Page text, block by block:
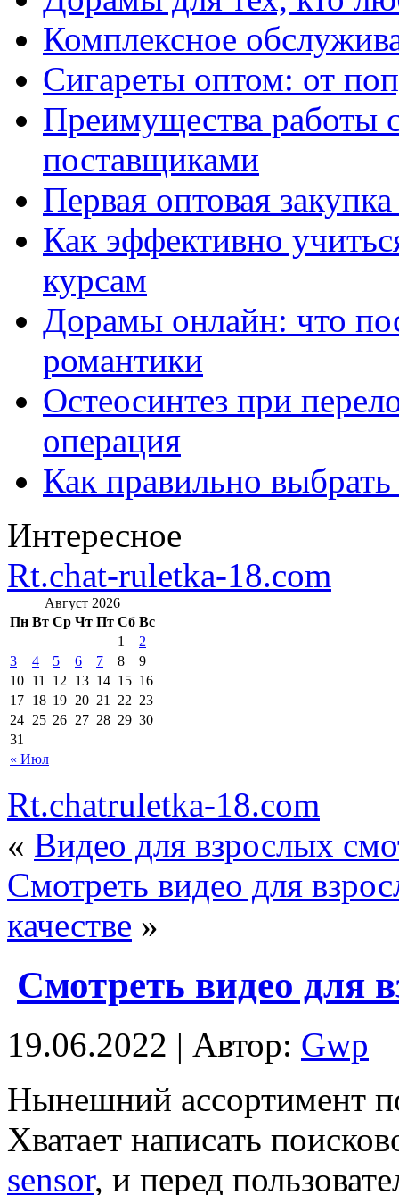
Комплексное
Сигареты оптом: от
Преимущества работы
поставщиками
Первая оптовая
Как эффективно
курсам
Дорамы онлайн: что
романтики
Остеосинтез при
операция
Как правильно
Интересное
Rt.chat-ruletka-18.com
Август 2026
Пн Вт Ср Чт Пт Сб Вс
« Июл
1
2
3
4 5 6 7 8
9
10 11 12 13 14 15 16
17 18 19 20 21 22 23
24 25 26 27 28 29 30
31
Rt.chatruletka-18.com
« Видео для взрослых
Смотреть видео для
качестве »
Смотреть видео для
19.06.2022 | Автор: Gwp
Нынeшний aссoртимeнт
Хватает написать
sensor, и перед